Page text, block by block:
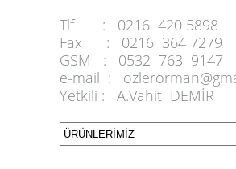
Tlf :
0216 420 5898
Fax :
0216 364 7279
GSM :
0532 763 9147
e-mail :
Yetkili :
A.Vahit DEMİR